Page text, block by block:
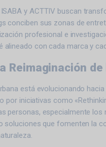
y ACTTIV buscan
conciben sus zonas de
profesional e
alineado con cada marca y
Reimaginación
está evolucionando
por iniciativas como
personas, especialmente
soluciones que fomenten la